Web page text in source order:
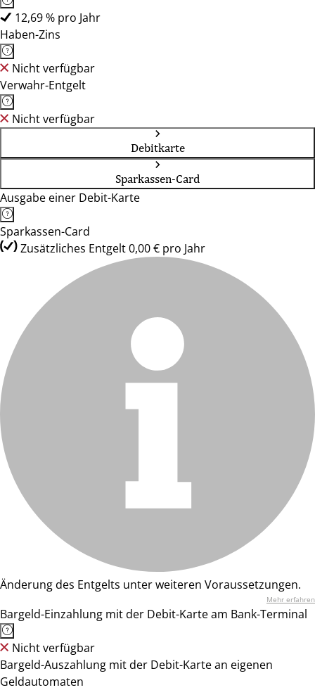
12,69 % pro Jahr
Haben-Zins
Nicht verfügbar
Verwahr-Entgelt
Nicht verfügbar
Debitkarte
Sparkassen-Card
Ausgabe einer Debit-Karte
Sparkassen-Card
Zusätzliches Entgelt 0,00 € pro Jahr
Änderung des Entgelts unter weiteren Voraussetzungen.
Mehr erfahren
Bargeld-Einzahlung mit der Debit-Karte am Bank-Terminal
Nicht verfügbar
Bargeld-Auszahlung mit der Debit-Karte an eigenen
Geldautomaten